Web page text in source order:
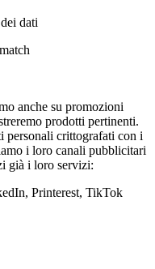
dati
anche su promozioni
prodotti pertinenti.
personali crittografati con i
i loro canali pubblicitari
già i loro servizi:
Printerest, TikTok